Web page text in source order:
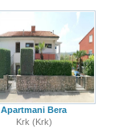
Apartmani Bera
Krk (Krk)